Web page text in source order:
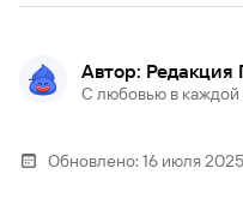
Автор: Редакция
С любовью в каждой
Обновлено:16 июля 2025